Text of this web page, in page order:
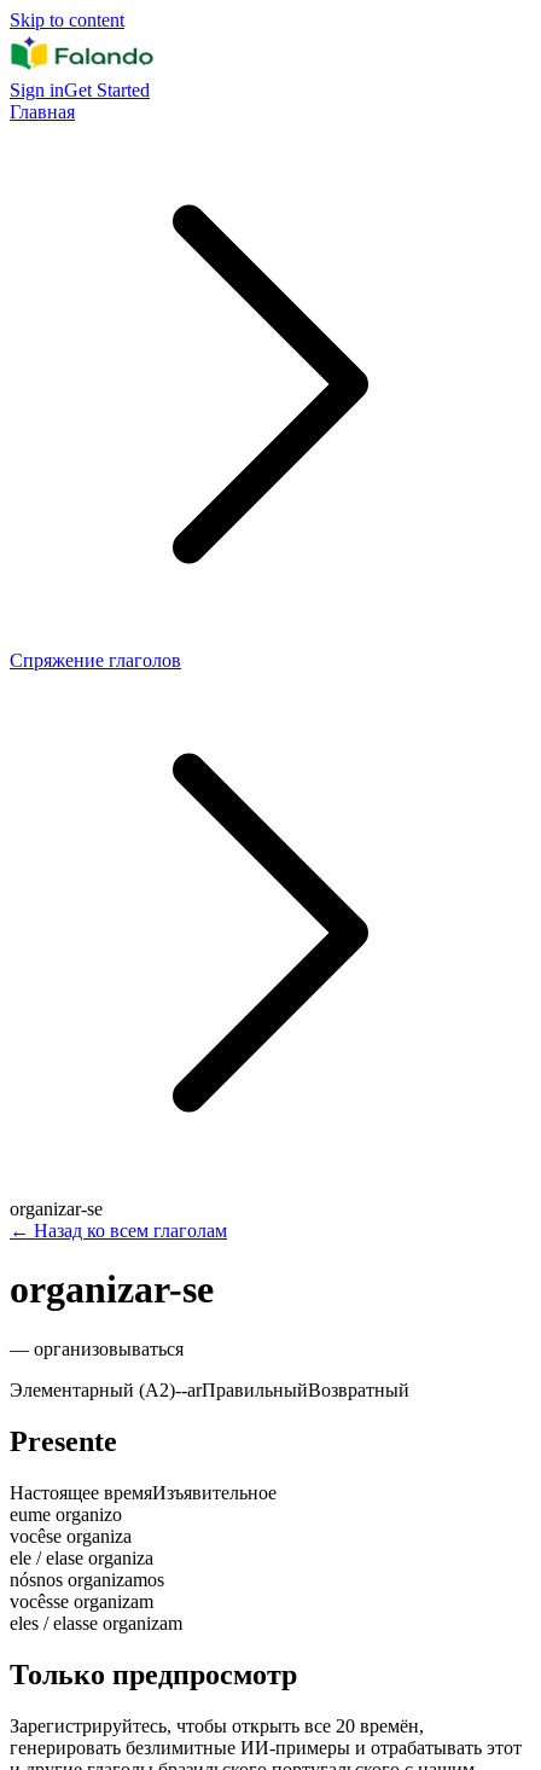
Skip to content
Sign inGet Started
Главная
Спряжение глаголов
organizar-se
← Назад ко всем глаголам
organizar-se
— организовываться
Элементарный (A2)--arПравильныйВозвратный
Presente
Настоящее времяИзъявительное
eume organizo
vocêse organiza
ele / elase organiza
nósnos organizamos
vocêsse organizam
eles / elasse organizam
Только предпросмотр
Зарегистрируйтесь, чтобы открыть все 20 времён,
генерировать безлимитные ИИ-примеры и отрабатывать этот